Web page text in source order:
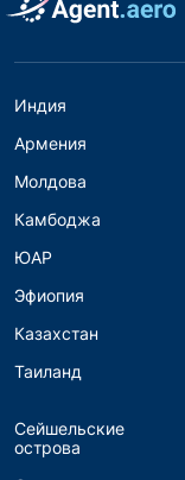
Индия
Армения
Молдова
Камбоджа
ЮАР
Эфиопия
Казахстан
Таиланд
Сейшельские
острова